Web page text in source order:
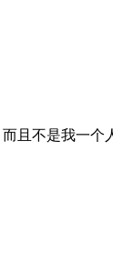
且不是我一个